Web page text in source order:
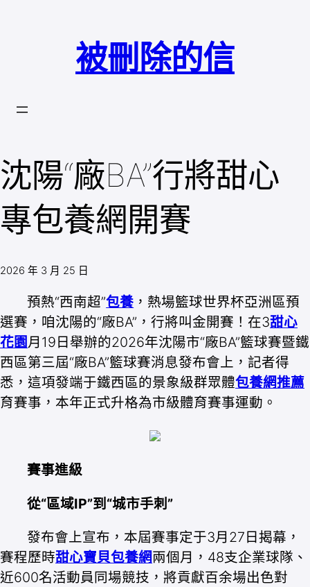
被刪除的信
沈陽“廠BA”行將甜心
專包養網開賽
2026 年 3 月 25 日
預熱“西南超”包養 ，熱場籃球世界杯亞洲區預
選賽，咱沈陽的“廠BA”，行將叫金開賽！在3甜心
花園月19日舉辦的2026年沈陽市“廠BA”籃球賽暨鐵
西區第三屆“廠BA”籃球賽消息發布會上，記者得
悉，這項發端于鐵西區的景象級群眾體包養網推薦
育賽事，本年正式升格為市級體育賽事運動。
賽事進級
從“區域IP”到“城市手刺”
發布會上宣布，本屆賽事定于3月27日揭幕，
賽程歷時甜心寶貝包養網兩個月，48支企業球隊、
近600名活動員同場競技，將貢獻百余場出色對